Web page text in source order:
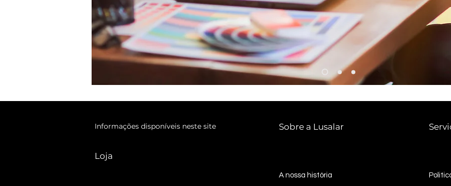
Informações disponíveis neste site
Loja
Sobre a Lusalar
A nossa história